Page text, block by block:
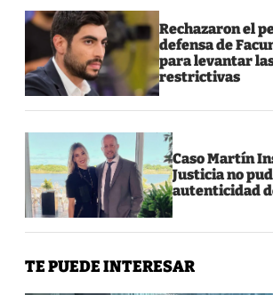
Rechazaron el
defensa de
para levantar
restrictivas
Caso Martín
Justicia no
autenticidad
TE PUEDE INTERESAR